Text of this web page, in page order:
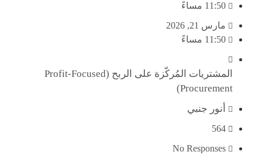
11:50 مساءً
مارس 21, 2026
11:50 مساءً
المشتريات المُركّزة على الربح (Profit-Focused
Procurement)
أنور جنبي
564
No Responses